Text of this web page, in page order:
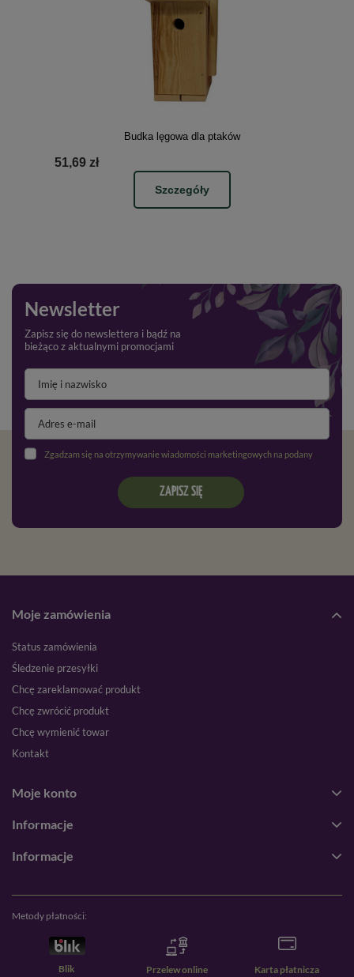
Budka lęgowa dla ptaków
51,69 zł
Szczegóły
Newsletter
Zapisz się do newslettera i bądź na
bieżąco z aktualnymi promocjami
Zgadzam się na otrzymywanie wiadomości marketingowych na podany adres e-mail oraz przetwarzanie danych osobowych zgodnie z
ZAPISZ SIĘ
Moje zamówienia
Status zamówienia
Śledzenie przesyłki
Chcę zareklamować produkt
Chcę zwrócić produkt
Chcę wymienić towar
Kontakt
Moje konto
Informacje
Informacje
Metody płatności:
Blik Przelew online Karta płatnicza